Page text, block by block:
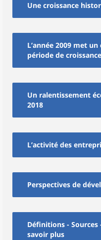
Une croissance
L’année 2009 met
période de croissance
Un ralentissement
2018
L’activité des
Perspectives de
Définitions -
savoir plus